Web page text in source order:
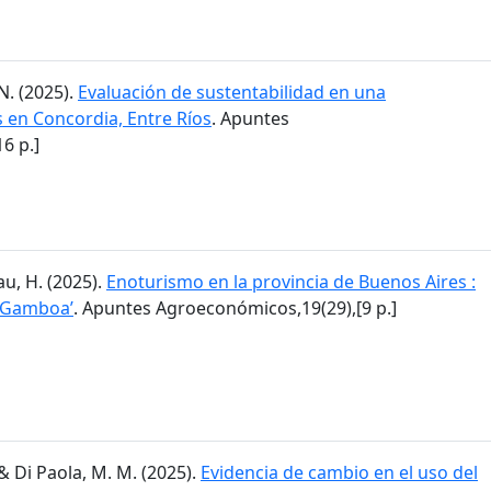
(2025). Evaluación de sustentabilidad en una
Concordia, Entre Ríos. Apuntes
p.]
H. (2025). Enoturismo en la provincia de Buenos Aires :
. Apuntes Agroeconómicos,19(29),[9 p.]
Di Paola, M. M. (2025). Evidencia de cambio en el uso del